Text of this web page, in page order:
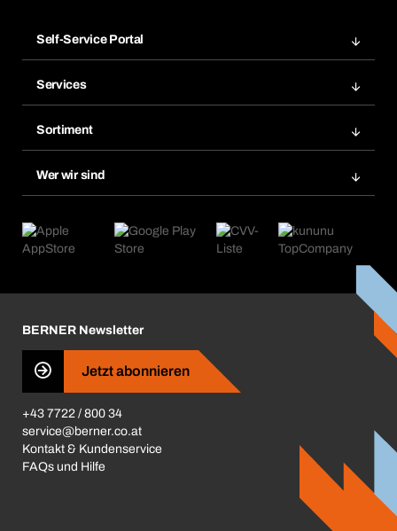
Self-Service Portal
Merklisten
Nachbestellungen
Abo-Funktion
Services
Chemical Safety Management
eProcurement
Produktfinder
Sortiment
Kataloge & Broschüren
Wer wir sind
Was uns antreibt
Presse
Business Conduct
BERNER Newsletter
Jetzt abonnieren
+43 7722 / 800 34
service@berner.co.at
Kontakt & Kundenservice
FAQs und Hilfe